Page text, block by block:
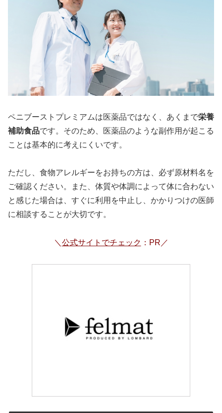
ペニブーストプレミアムは医薬品ではなく、あくまで栄養
補助食品です。そのため、医薬品のような副作用が起こる
ことは基本的に考えにくいです。
ただし、食物アレルギーをお持ちの方は、必ず原材料名を
ご確認ください。また、体質や体調によって体に合わない
と感じた場合は、すぐに利用を中止し、かかりつけの医師
に相談することが大切です。
＼ 公式サイトでチェック ：PR／